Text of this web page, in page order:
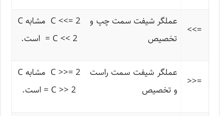
=
>>
عملگر شیفت سمت چپ و
تخصیص
C <<= 2 مشابه C
= C << 2 است.
=
<<
عملگر شیفت سمت راست
و تخصیص
C >>= 2 مشابه C
= C >> 2 است.